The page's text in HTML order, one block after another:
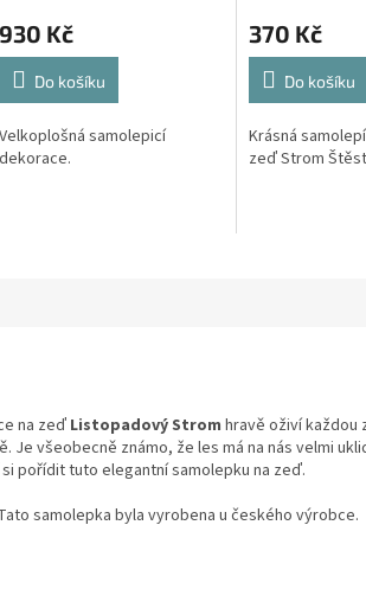
930 Kč
Do košíku
Velkoplošná samolepicí
dekorace.
370 Kč
Do košíku
Krásná
zeď Strom
na zeď Listopadový Strom hravě oživí každou
Je všeobecně známo, že les má na nás velmi
pořídit tuto elegantní samolepku na zeď.
samolepka byla vyrobena u českého výrobce.